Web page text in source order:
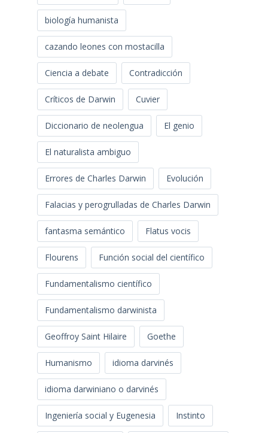
biología humanista
cazando leones con mostacilla
Ciencia a debate Contradicción
Críticos de Darwin Cuvier
Diccionario de neolengua El genio
El naturalista ambiguo
Errores de Charles Darwin Evolución
Falacias y perogrulladas de Charles Darwin
fantasma semántico Flatus vocis
Flourens Función social del científico
Fundamentalismo científico
Fundamentalismo darwinista
Geoffroy Saint Hilaire Goethe
Humanismo idioma darvinés
idioma darwiniano o darvinés
Ingeniería social y Eugenesia Instinto